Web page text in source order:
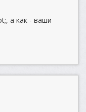
а как - ваши